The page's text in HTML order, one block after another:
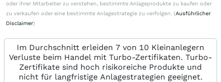
oder ihrer Mitarbeiter zu verstehen, bestimmte Anlageprodukte zu kaufen oder
zu verkaufen oder eine bestimmte Anlagestrategie zu verfolgen. (Ausführlicher
Disclaimer)
Im Durchschnitt erleiden 7 von 10 Kleinanlegern
Verluste beim Handel mit Turbo-Zertifikaten. Turbo-
Zertifikate sind hoch risikoreiche Produkte und
nicht für langfristige Anlagestrategien geeignet.